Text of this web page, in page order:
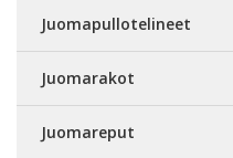
Juomapullotelineet
Juomarakot
Juomareput